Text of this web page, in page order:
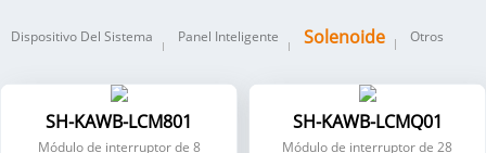
Dispositivo Del Sistema Panel Inteligente Solenoide Otros
SH-KAWB-LCM801
Módulo de interruptor de 8
SH-KAWB-LCMQ01
Módulo de interruptor de 28